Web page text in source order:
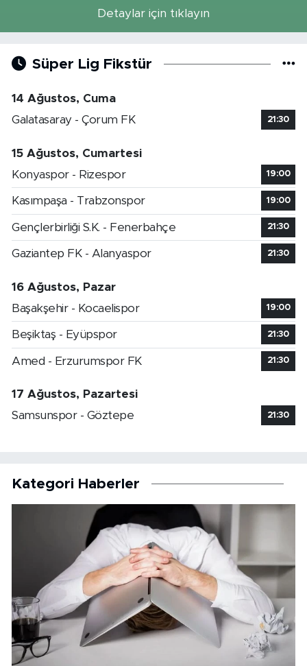
Detaylar için tıklayın
Süper Lig Fikstür
14 Ağustos, Cuma
Galatasaray - Çorum FK
21:30
15 Ağustos, Cumartesi
Konyaspor - Rizespor
19:00
Kasımpaşa - Trabzonspor 19:00
Gençlerbirliği S.K. - Fenerbahçe 21:30
Gaziantep FK - Alanyaspor 21:30
16 Ağustos, Pazar
Başakşehir - Kocaelispor
19:00
Beşiktaş - Eyüpspor 21:30
Amed - Erzurumspor FK 21:30
17 Ağustos, Pazartesi
Samsunspor - Göztepe
21:30
Kategori Haberler